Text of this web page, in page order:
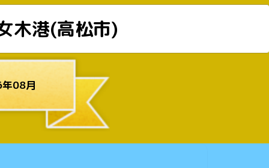
木港(高松市)
08月